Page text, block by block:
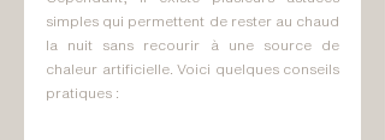
simples qui permettent de rester au chaud
la nuit sans recourir à une source de
chaleur artificielle. Voici quelques conseils
pratiques :